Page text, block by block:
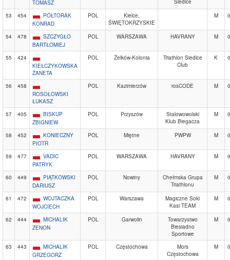
TOMASZ
Siedlce
53 454
PÓŁTORAK
KONRAD
POL
Kielce,
ŚWIĘTOKRZYSKIE
M
54 478
SZCZYGŁO
BARTŁOMIEJ
POL WARSZAWA HAVRANY M
55
424
KIEŁCZYKOWSKA
ŻANETA
POL Żelków-Kolonia
Triathlon Siedlce
Club
K
56
458
ROSOŁOWSKI
ŁUKASZ
POL Kazimierzów rosCODE M
57 405
BISKUP
ZBIGNIEW
POL Przyszów
Stalowowolski
Klub Biegacza
M
58 452
KONIECZNY
PIOTR
POL Miętne PWPW M
59 477
VADIC
PATRYK
POL WARSZAWA HAVRANY M
60 449
PIĄTKOWSKI
DARIUSZ
POL Nowiny
Chełmska Grupa
Triathlonu
M
61 472
WOJTACZKA
WOJCIECH
POL Warszawa
Magiczne Soki
Kasi TEAM
M
62 444
MICHALIK
ZENON
POL Garwolin
Towarzystwo
Biesiadno
Sportowe
M
63 443
MICHALIK
GRZEGORZ
POL Częstochowa
Mors
Częstochowa
M